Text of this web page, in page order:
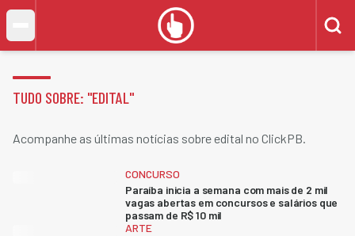
TUDO SOBRE: "EDITAL"
Acompanhe as últimas notícias sobre edital no ClickPB.
CONCURSO
Paraíba inicia a semana com mais de 2 mil
vagas abertas em concursos e salários que
passam de R$ 10 mil
ARTE